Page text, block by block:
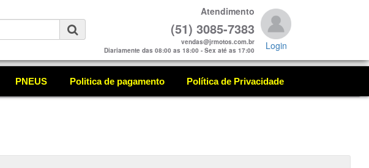
Atendimento
(51) 3085-7383
vendas@jrmotos.com.br
Diariamente das 08:00 as 18:00 - Sex até as 17:00
Login
PNEUS Politica de pagamento Política de Privacidade